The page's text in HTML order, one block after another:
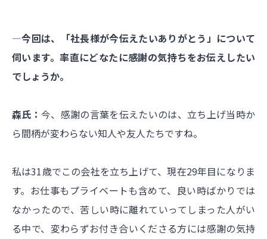
―今回は、「社長様が今伝えたいありがとう」について
伺います。率直にどなたに感謝の気持ちをお伝えしたい
でしょうか。
森氏： 今、感謝の言葉を伝えたいのは、立ち上げ当時か
ら間柄が変わらない知人や友人たちですね。
私は31歳でこの会社を立ち上げて、現在29年目になりま
す。お仕事もプライベートも含めて、良い時ばかりでは
なかったので、苦しい時に離れていってしまった人がい
る中で、変わらずお付き合いくださる方には感謝の気持